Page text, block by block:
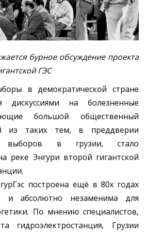
бурное обсуждение проекта
ГЭС
в демократической стране
дискуссиями на болезненные
большой общественный
из таких тем, в преддверии
выборов в грузии, стало
реке Энгури второй гигантской
построена ещё в 80х годах
и абсолютно незаменима для
По мнению специалистов,
гидроэлектростанция, Грузии